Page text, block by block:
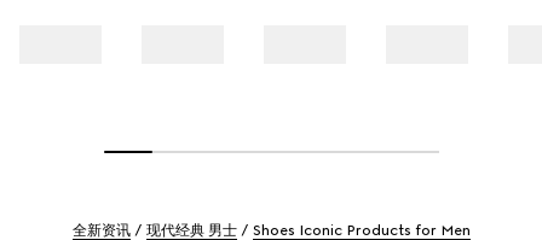
全新资讯 现代经典 男士 Shoes Iconic Products for Men